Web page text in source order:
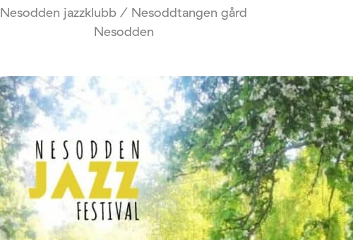
Nesodden jazzklubb / Nesoddtangen gård
Nesodden